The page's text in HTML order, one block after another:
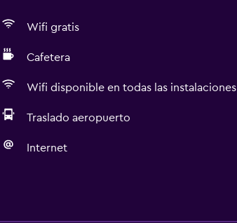
Wifi gratis
Cafetera
Wifi disponible en todas las instalaciones
Traslado aeropuerto
Internet